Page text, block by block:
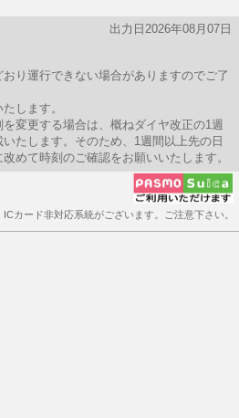
出力日2026年08月07日
り運行できない場合がありますのでご了
します。
変更する場合は、概ねダイヤ改正の1週
たします。そのため、1週間以上先の日
めて時刻のご確認をお願いいたします。
カード非対応系統がございます。ご注意下さい。